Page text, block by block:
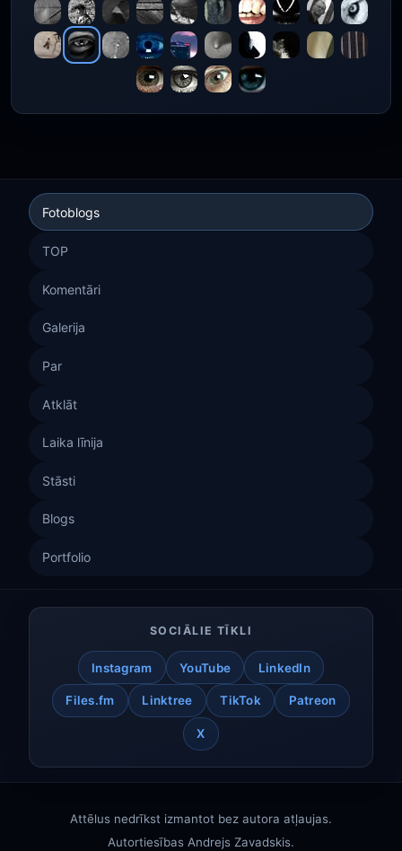
Fotoblogs
TOP
Komentāri
Galerija
Par
Atklāt
Laika līnija
Stāsti
Blogs
Portfolio
SOCIĀLIE TĪKLI
Instagram YouTube LinkedIn
Files.fm Linktree TikTok Patreon
X
Attēlus nedrīkst izmantot bez autora atļaujas.
Autortiesības Andrejs Zavadskis.